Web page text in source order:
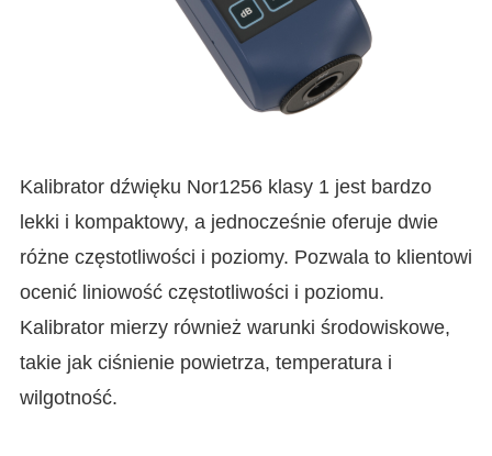
Kalibrator dźwięku Nor1256 klasy 1 jest bardzo
lekki i kompaktowy, a jednocześnie oferuje dwie
różne częstotliwości i poziomy. Pozwala to klientowi
ocenić liniowość częstotliwości i poziomu.
Kalibrator mierzy również warunki środowiskowe,
takie jak ciśnienie powietrza, temperatura i
wilgotność.